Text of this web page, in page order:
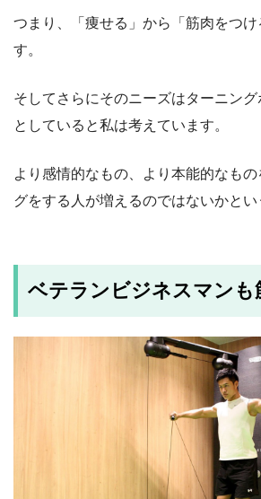
つまり、「痩せる」から「筋肉をつ
す。
そしてさらにそのニーズはターニング
としていると私は考えています。
より感情的なもの、より本能的なも
グをする人が増えるのではないかとい
ベテランビジネスマンも